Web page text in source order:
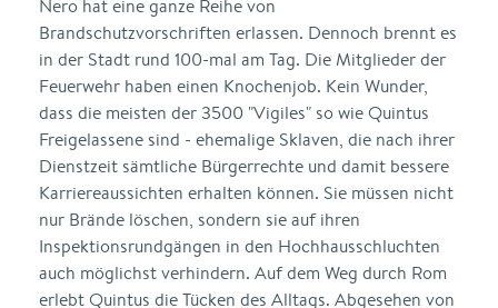
Nero hat eine ganze Reihe von
Brandschutzvorschriften erlassen. Dennoch brennt es
in der Stadt rund 100-mal am Tag. Die Mitglieder der
Feuerwehr haben einen Knochenjob. Kein Wunder,
dass die meisten der 3500 "Vigiles" so wie Quintus
Freigelassene sind - ehemalige Sklaven, die nach ihrer
Dienstzeit sämtliche Bürgerrechte und damit bessere
Karriereaussichten erhalten können. Sie müssen nicht
nur Brände löschen, sondern sie auf ihren
Inspektionsrundgängen in den Hochhausschluchten
auch möglichst verhindern. Auf dem Weg durch Rom
erlebt Quintus die Tücken des Alltags. Abgesehen von